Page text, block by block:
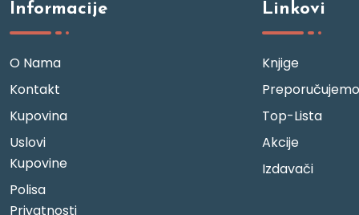
Informacije
O Nama
Kontakt
Kupovina
Uslovi
Kupovine
Polisa
Privatnosti
Linkovi
Knjige
Preporučujemo
Top-Lista
Akcije
Izdavači